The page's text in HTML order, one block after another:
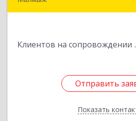
Клиентов на сопровождении
Отправить
Показать
Отправить
Назад